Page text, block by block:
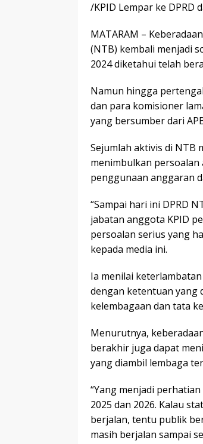
/KPID Lempar ke DPRD
MATARAM –
(NTB) kembali menjadi
2024 diketahui telah
Namun hingga
dan para komisioner
yang bersumber dari
Sejumlah aktivis di NTB
menimbulkan
penggunaan anggaran
“Sampai hari ini DPRD
jabatan anggota KPID
persoalan serius yang
kepada media ini.
Ia menilai
dengan ketentuan yang
kelembagaan dan tata
Menurutnya,
berakhir juga dapat
yang diambil lembaga
“Yang menjadi
2025 dan 2026. Kalau
berjalan, tentu publik
masih berjalan sampai